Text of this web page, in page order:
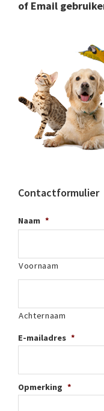
of Email
Contactformulier
Naam *
Voornaam
Achternaam
E-mailadres *
Opmerking *